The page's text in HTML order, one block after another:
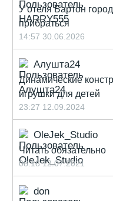
У отеля Бартон
прибраться
14:57 30.06.2026
Алушта24
Динамические
игрушки для детей
23:27 12.09.2024
OleJek_Studio
Читать обязательно
08:18 12.07.2021
don